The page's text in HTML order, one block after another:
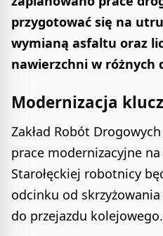
przygotować się na
wymianą asfaltu oraz
nawierzchni w różnych
Modernizacja
Zakład Robót
prace modernizacyjne
Starołęckiej robotnicy
odcinku od
do przejazdu kolejowego.